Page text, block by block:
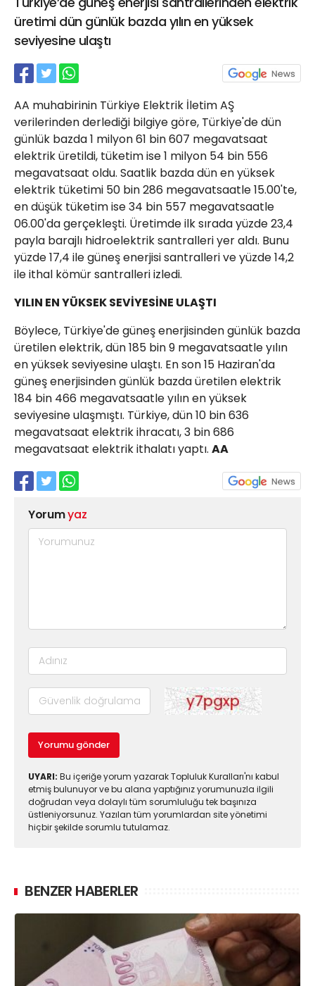
üretimi dün günlük bazda yılın en yüksek
seviyesine ulaştı
AA muhabirinin Türkiye Elektrik İletim AŞ
verilerinden derlediği bilgiye göre, Türkiye'de dün
günlük bazda 1 milyon 61 bin 607 megavatsaat
elektrik üretildi, tüketim ise 1 milyon 54 bin 556
megavatsaat oldu. Saatlik bazda dün en yüksek
elektrik tüketimi 50 bin 286 megavatsaatle 15.00'te,
en düşük tüketim ise 34 bin 557 megavatsaatle
06.00'da gerçekleşti. Üretimde ilk sırada yüzde 23,4
payla barajlı hidroelektrik santralleri yer aldı. Bunu
yüzde 17,4 ile güneş enerjisi santralleri ve yüzde 14,2
ile ithal kömür santralleri izledi.
YILIN EN YÜKSEK SEVİYESİNE ULAŞTI
Böylece, Türkiye'de güneş enerjisinden günlük bazda
üretilen elektrik, dün 185 bin 9 megavatsaatle yılın
en yüksek seviyesine ulaştı. En son 15 Haziran'da
güneş enerjisinden günlük bazda üretilen elektrik
184 bin 466 megavatsaatle yılın en yüksek
seviyesine ulaşmıştı. Türkiye, dün 10 bin 636
megavatsaat elektrik ihracatı, 3 bin 686
megavatsaat elektrik ithalatı yaptı. AA
Yorumyaz
Yorumu gönder
UYARI: Bu içeriğe yorum yazarak Topluluk Kuralları'nı kabul
etmiş bulunuyor ve bu alana yaptığınız yorumunuzla ilgili
doğrudan veya dolaylı tüm sorumluluğu tek başınıza
üstleniyorsunuz. Yazılan tüm yorumlardan site yönetimi
hiçbir şekilde sorumlu tutulamaz.
BENZER HABERLER
21 Gölcük
02624132333